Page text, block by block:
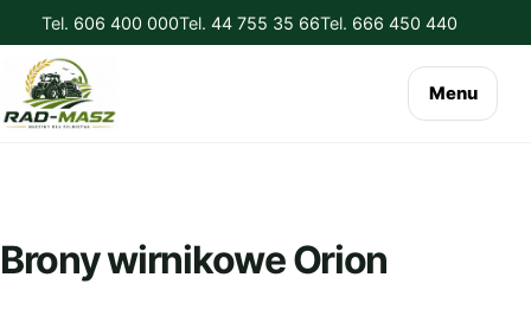
Tel. 606 400 000Tel. 44 755 35 66Tel. 666 450 440
Menu
Brony wirnikowe Orion